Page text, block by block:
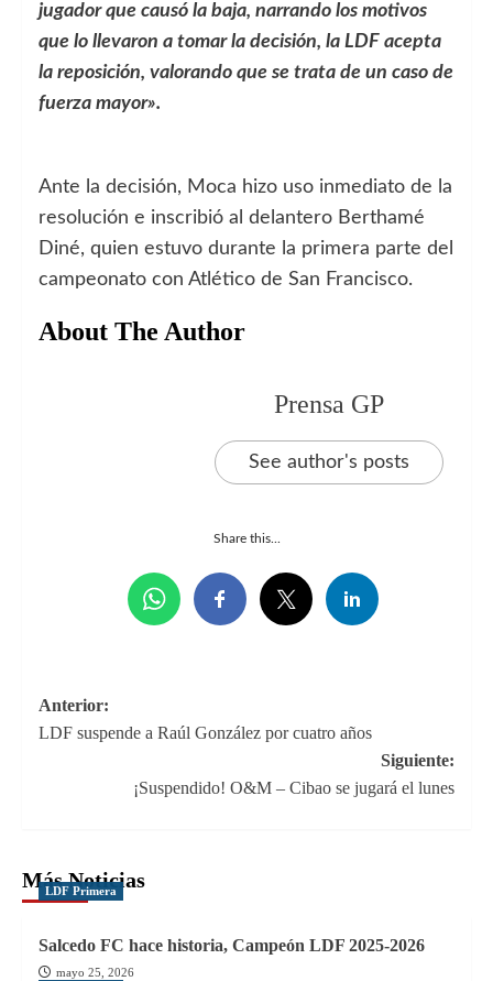
jugador que causó la baja, narrando los motivos
que lo llevaron a tomar la decisión, la LDF acepta
la reposición, valorando que se trata de un caso de
fuerza mayor».
Ante la decisión, Moca hizo uso inmediato de la
resolución e inscribió al delantero Berthamé
Diné, quien estuvo durante la primera parte del
campeonato con Atlético de San Francisco.
About The Author
Prensa GP
See author's posts
Share this...
Navegación
de
entradas
Anterior:
LDF suspende a Raúl González por cuatro años
Siguiente:
¡Suspendido! O&M – Cibao se jugará el lunes
Más Noticias
LDF Primera
Salcedo FC hace historia, Campeón LDF 2025-2026
mayo 25, 2026